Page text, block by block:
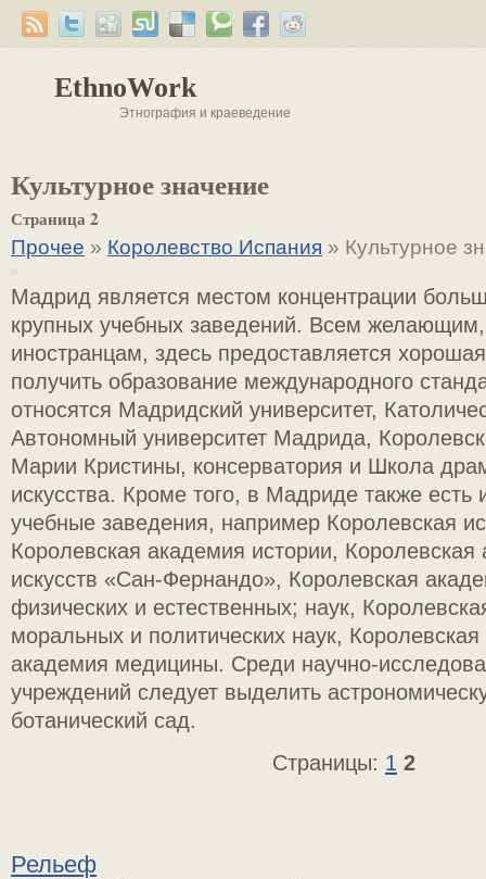
EthnoWork
Этнография и краеведение
Культурное значение
Страница 2
Прочее » Королевство Испания » Культурное
Мадрид является местом концентрации
крупных учебных заведений. Всем
иностранцам, здесь предоставляется
получить образование международного
относятся Мадридский университет,
Автономный университет Мадрида,
Марии Кристины, консерватория и Школа
искусства. Кроме того, в Мадриде также есть
учебные заведения, например Королевская
Королевская академия истории,
искусств «Сан-Фернандо», Королевская
физических и естественных; наук,
моральных и политических наук,
академия медицины. Среди научно-
учреждений следует выделить
ботанический сад.
Страницы: 1 2
Рельеф